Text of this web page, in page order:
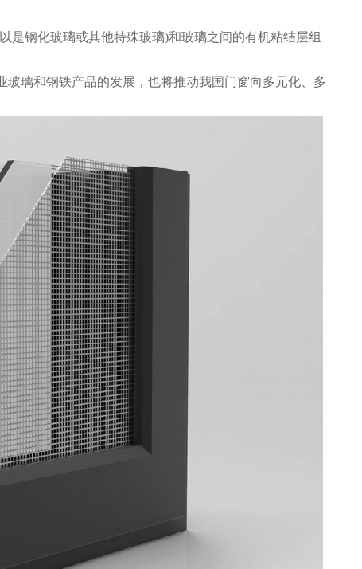
是钢化玻璃或其他特殊玻璃)和玻璃之间的有机粘结层组
玻璃和钢铁产品的发展，也将推动我国门窗向多元化、多